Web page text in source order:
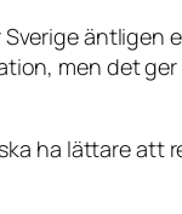
men det
ha lättare